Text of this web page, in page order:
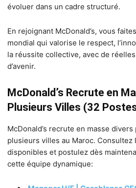
évoluer dans un cadre structuré.
En rejoignant McDonald’s, vous
mondial qui valorise le respect,
la réussite collective, avec de
d’avenir.
McDonald’s Recrute en
Plusieurs Villes (32
McDonald’s recrute en masse
plusieurs villes au Maroc.
disponibles et postulez dès
cette équipe dynamique: